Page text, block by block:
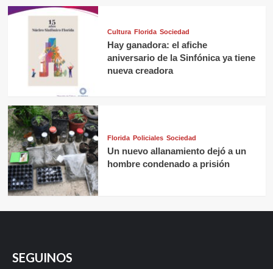
Cultura Florida Sociedad
Hay ganadora: el afiche
aniversario de la Sinfónica ya tiene
nueva creadora
Florida Policiales Sociedad
Un nuevo allanamiento dejó a un
hombre condenado a prisión
SEGUINOS